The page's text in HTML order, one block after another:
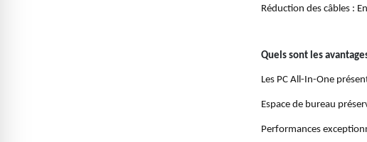
Réduction des câbles :
Quels sont les
Les PC All-In-One
Espace de bureau
Performances